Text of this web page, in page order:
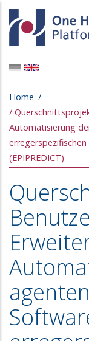
Skip to main content
Breadcrumb
Home
Automatisierung
(EPIPREDICT)